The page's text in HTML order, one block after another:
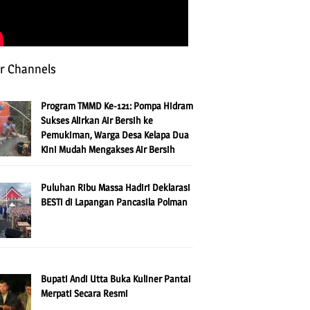
Channels
Program TMMD Ke-121: Pompa Hidram
Sukses Alirkan Air Bersih ke
Pemukiman, Warga Desa Kelapa Dua
Kini Mudah Mengakses Air Bersih
Puluhan Ribu Massa Hadiri Deklarasi
BESTi di Lapangan Pancasila Polman
Bupati Andi Utta Buka Kuliner Pantai
Merpati Secara Resmi